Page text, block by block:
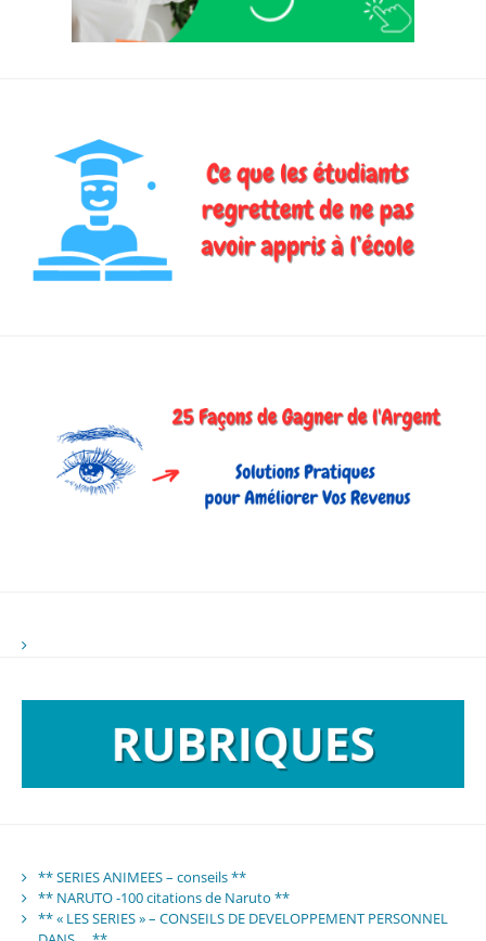
** SERIES ANIMEES – conseils **
** NARUTO -100 citations de Naruto **
** « LES SERIES » – CONSEILS DE DEVELOPPEMENT PERSONNEL